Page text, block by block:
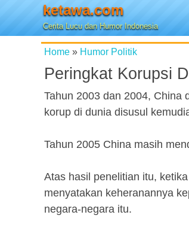
ketawa.com
Cerita Lucu dan Humor Indonesia
Home » Humor Politik
Peringkat Korupsi
Tahun 2003 dan 2004, China
korup di dunia disusul
Tahun 2005 China masih
Atas hasil penelitian itu,
menyatakan keheranannya
negara-negara itu.